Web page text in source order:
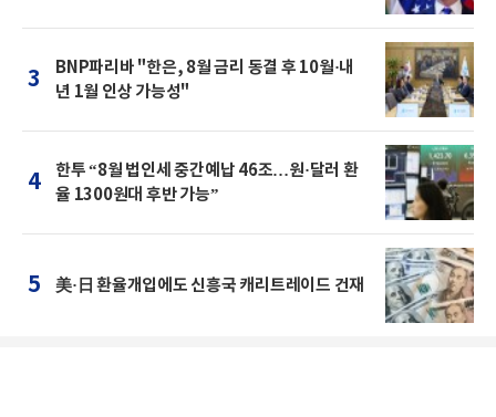
3
BNP파리바 "한은, 8월 금리 동결 후 10월·내
년 1월 인상 가능성"
4
한투 “8월 법인세 중간예납 46조…원·달러 환
율 1300원대 후반 가능”
5 美·日 환율개입에도 신흥국 캐리트레이드 건재